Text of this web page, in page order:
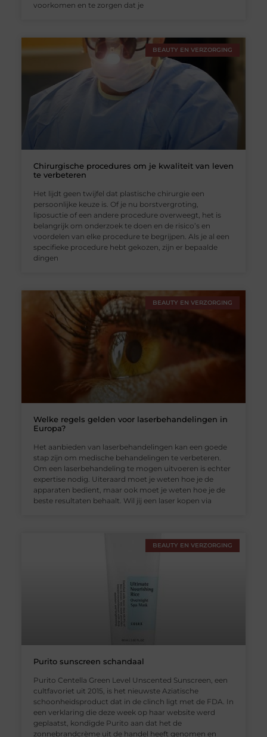
voorkomen en te zorgen dat je
BEAUTY EN VERZORGING
Chirurgische procedures om je kwaliteit van leven
te verbeteren
Het lijdt geen twijfel dat plastische chirurgie een
persoonlijke keuze is. Of je nu borstvergroting,
liposuctie of een andere procedure overweegt, het is
belangrijk om onderzoek te doen en de risico’s en
voordelen van elke procedure te begrijpen. Als je al een
specifieke procedure hebt gekozen, zijn er bepaalde
dingen
BEAUTY EN VERZORGING
Welke regels gelden voor laserbehandelingen in
Europa?
Het aanbieden van laserbehandelingen kan een goede
stap zijn om medische behandelingen te verbeteren.
Om een laserbehandeling te mogen uitvoeren is echter
expertise nodig. Uiteraard moet je weten hoe je de
apparaten bedient, maar ook moet je weten hoe je de
beste resultaten behaalt. Wil jij een laser kopen via
BEAUTY EN VERZORGING
Purito sunscreen schandaal
Purito Centella Green Level Unscented Sunscreen, een
cultfavoriet uit 2015, is het nieuwste Aziatische
schoonheidsproduct dat in de clinch ligt met de FDA. In
een verklaring die deze week op haar website werd
geplaatst, kondigde Purito aan dat het de
zonnebrandcrème uit de handel heeft genomen en